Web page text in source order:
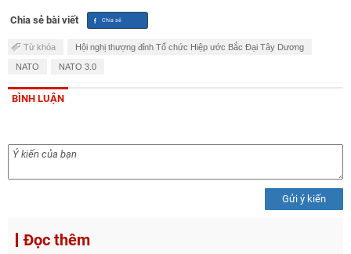
Chia sẻ bài viết
Từ khóa Hội nghị thượng đỉnh Tổ chức Hiệp ước Bắc Đại Tây Dương
NATO NATO 3.0
BÌNH LUẬN
Gửi ý kiến
Đọc thêm